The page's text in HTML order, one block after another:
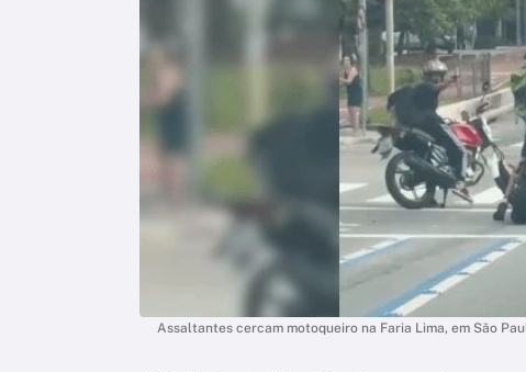
Assaltantes cercam motoqueiro na Faria Lima, em São